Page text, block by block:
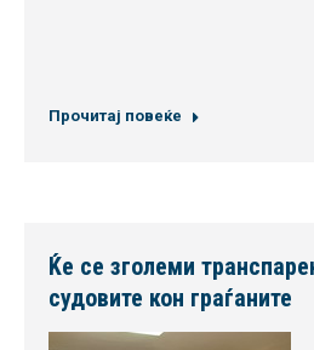
Прочитај повеќе
Ќе се зголеми
судовите кон граѓаните